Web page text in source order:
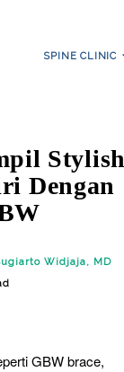
SPINE CLINIC
Dengan
Widjaja, MD
GBW brace,